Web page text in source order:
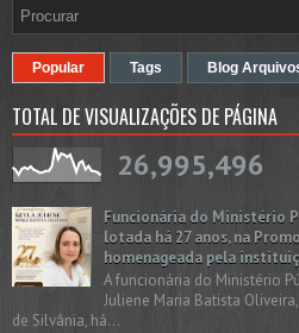
Popular Tags Blog
TOTAL DE VISUALIZAÇÕES DE PÁGINA
26,995,496
Funcionária do Ministério
lotada há 27 anos, na
homenageada pela
A funcionária do Ministério
Juliene Maria Batista
de Silvânia, há...